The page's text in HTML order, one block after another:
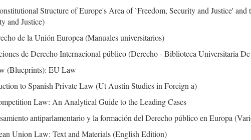
Structure of Europe's Area of `Freedom, Security and Justice'
and Justice)
de la Unión Europea (Manuales universitarios)
de Derecho Internacional público (Derecho - Biblioteca Universitaria
(Blueprints): EU Law
to Spanish Private Law (Ut Austin Studies in Foreign a)
Law: An Analytical Guide to the Leading Cases
antiparlamentario y la formación del Derecho público en Europa
Union Law: Text and Materials (English Edition)